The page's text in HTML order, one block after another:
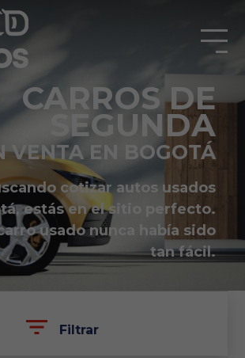
CARROS DE
SEGUNDA
VENTA EN BOGOTÁ
cotizar autos usados
estás en el sitio perfecto.
usado nunca había sido
tan fácil.
Filtrar